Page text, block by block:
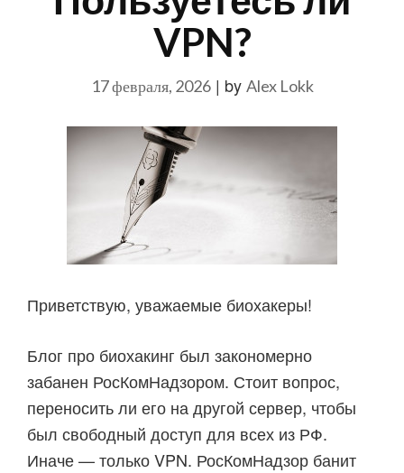
VPN?
17 февраля, 2026| by Alex Lokk
Приветствую, уважаемые биохакеры!
Блог про биохакинг был закономерно
забанен РосКомНадзором. Стоит вопрос,
переносить ли его на другой сервер, чтобы
был свободный доступ для всех из РФ.
Иначе — только VPN. РосКомНадзор банит